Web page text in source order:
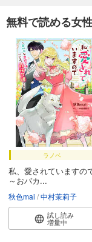
無料で読める女
ラノベ
私、愛されていますの
～おバカ...
秋色mai 中村茉莉子
試し読み
増量中